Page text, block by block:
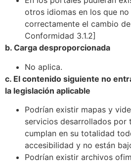
otros idiomas en los que
correctamente el cambio
Conformidad 3.1.2]
b. Carga desproporcionada
No aplica.
c. El contenido siguiente no
la legislación aplicable
Podrían existir mapas y
servicios desarrollados por
cumplan en su totalidad
accesibilidad y no están
Podrían existir archivos